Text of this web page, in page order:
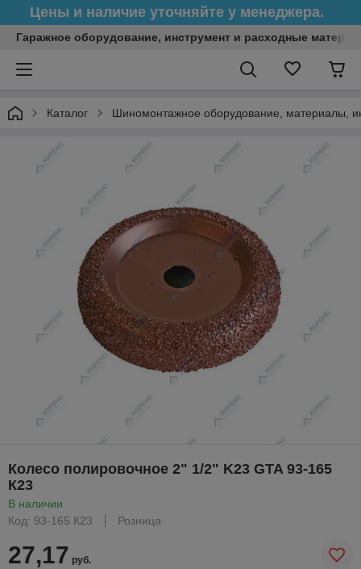
Цены и наличие уточняйте у менеджера.
Гаражное оборудование, инструмент и расходные
Каталог Шиномонтажное оборудование, материалы,
Колесо полировочное 2" 1/2" K23 GTA 93-165
К23
В наличии
Код: 93-165 К23
Розница
27,17 руб.